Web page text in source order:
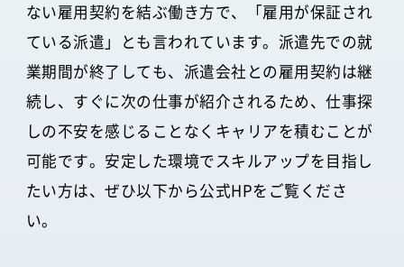
ない雇用契約を結ぶ働き方で、「雇用が保証され
ている派遣」とも言われています。派遣先での就
業期間が終了しても、派遣会社との雇用契約は継
続し、すぐに次の仕事が紹介されるため、仕事探
しの不安を感じることなくキャリアを積むことが
可能です。安定した環境でスキルアップを目指し
たい方は、ぜひ以下から公式HPをご覧くださ
い。